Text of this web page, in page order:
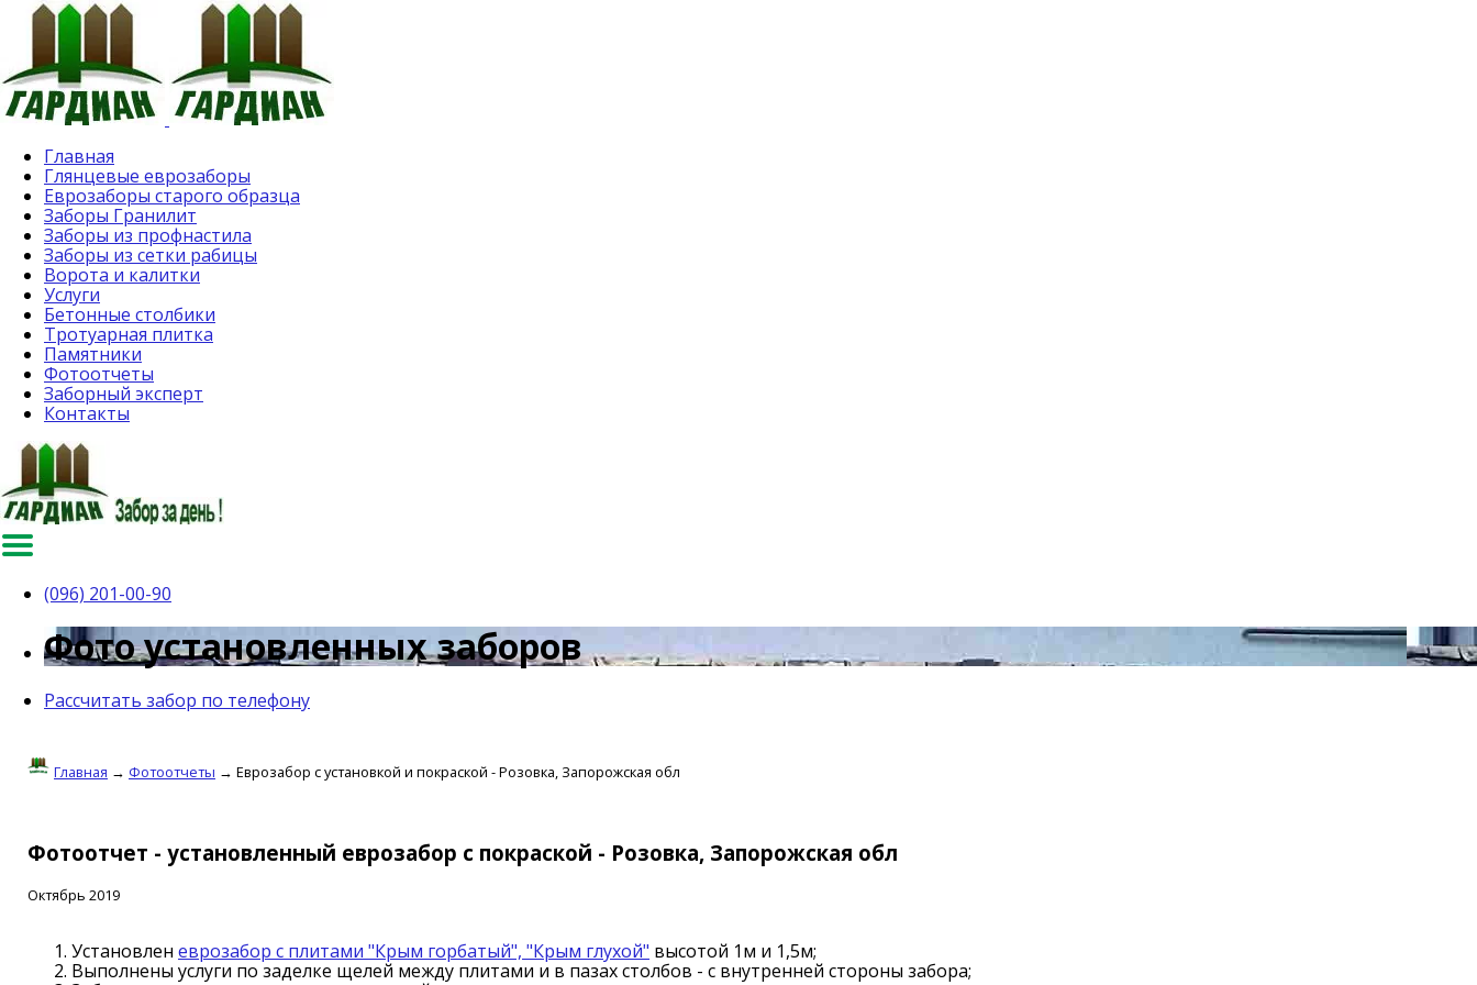
Главная
Глянцевые еврозаборы
Еврозаборы старого образца
Заборы Гранилит
Заборы из профнастила
Заборы из сетки рабицы
Ворота и калитки
Услуги
Бетонные столбики
Тротуарная плитка
Памятники
Фотоотчеты
Заборный эксперт
Контакты
(096) 201-00-90
Фото установленных заборов
Рассчитать забор по телефону
Главная → Фотоотчеты → Еврозабор с установкой и покраской - Розовка, Запорожская обл
Фотоотчет - установленный еврозабор с покраской - Розовка, Запорожская обл
Октябрь 2019
Установлен еврозабор с плитами "Крым горбатый", "Крым глухой" высотой 1м и 1,5м;
Выполнены услуги по заделке щелей между плитами и в пазах столбов - с внутренней стороны забора;